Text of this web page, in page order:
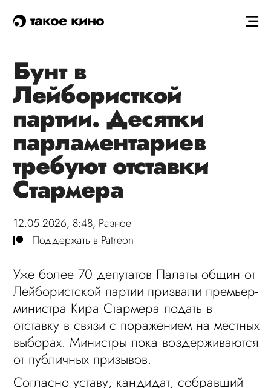
такое кино
Бунт в
Лейбористкой
партии. Десятки
парламентариев
требуют отставки
Стармера
12.05.2026, 8:48, Разное
Поддержать в Patreon
Уже более 70 депутатов Палаты общин от
Лейбористской партии призвали премьер-
министра Кира Стармера подать в
отставку в связи с поражением на местных
выборах. Министры пока воздерживаются
от публичных призывов.
Согласно уставу, кандидат, собравший